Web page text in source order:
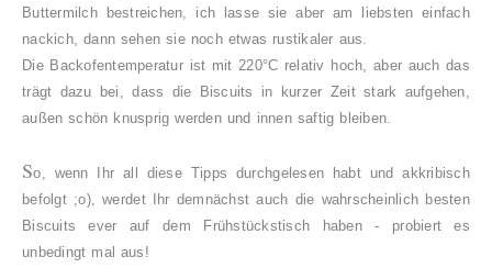
Buttermilch bestreichen, ich lasse sie aber am liebsten einfach
nackich, dann sehen sie noch etwas rustikaler aus.
Die Backofentemperatur ist mit 220°C relativ hoch, aber auch das
trägt dazu bei, dass die Biscuits in kurzer Zeit stark aufgehen,
außen schön knusprig werden und innen saftig bleiben.
So, wenn Ihr all diese Tipps durchgelesen habt und akkribisch
befolgt ;o), werdet Ihr demnächst auch die wahrscheinlich besten
Biscuits ever auf dem Frühstückstisch haben - probiert es
unbedingt mal aus!